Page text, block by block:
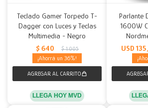
Teclado Gamer Torpedo T-
Dagger con Luces y Teclas
Multimedia - Negro
$ 640 $ 1.005
36
LLEGA HOY MVD
Parlante
1600W
USD